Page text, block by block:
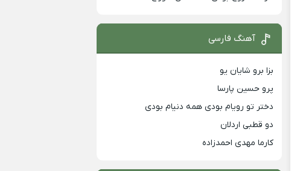
آهنگ فارسی
بزا برو شایان یو
پرو حسین پارسا
دختر تو رویام بودی همه دنیام بودی
دو قطبی اردلان
کارما مهدی احمدزاده